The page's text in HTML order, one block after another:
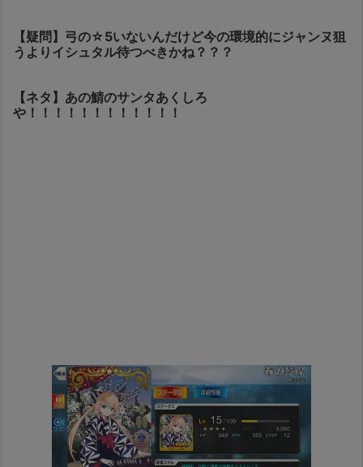
【疑問】弓の☆5いないんだけど今の環境的にジャンヌ狙
うよりイシュタル待つべきかね？？？
【ネタ】あの鯖のサンタあくしろ
や！！！！！！！！！！！！